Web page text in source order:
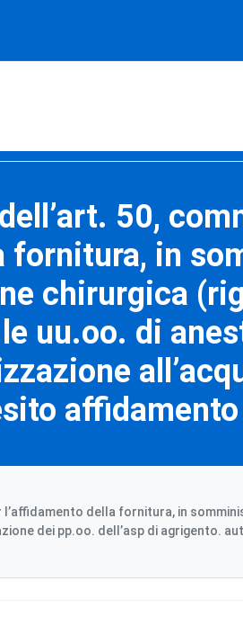
50,
fornitura, in
chirurgica
uu.oo. di
della fornitura, in
dei pp.oo. dell’asp di agrigento.